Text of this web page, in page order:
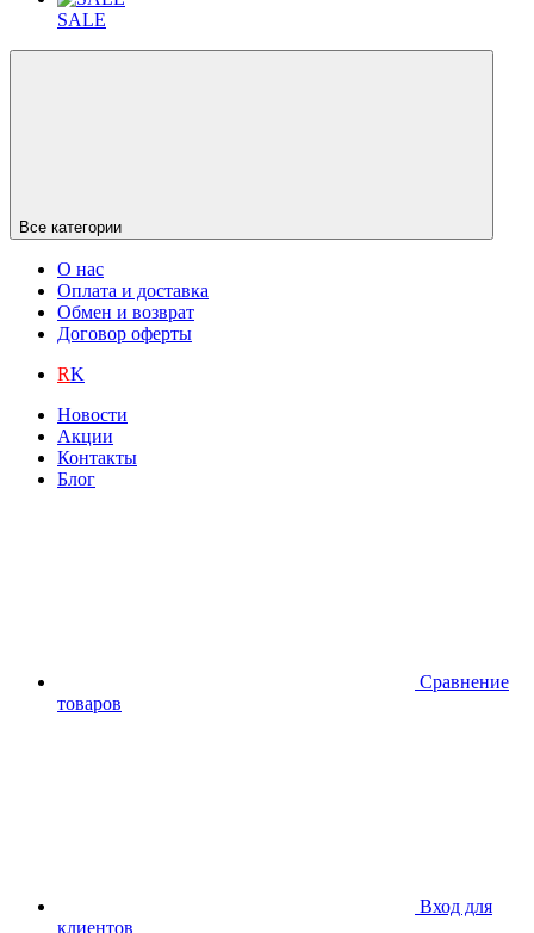
SALE
Все категории
О нас
Оплата и доставка
Обмен и возврат
Договор оферты
RK
Новости
Акции
Контакты
Блог
Сравнение
товаров
Вход для
клиентов